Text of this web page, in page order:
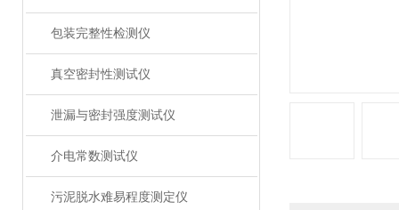
包装完整性检测仪
真空密封性测试仪
泄漏与密封强度测试仪
介电常数测试仪
污泥脱水难易程度测定仪